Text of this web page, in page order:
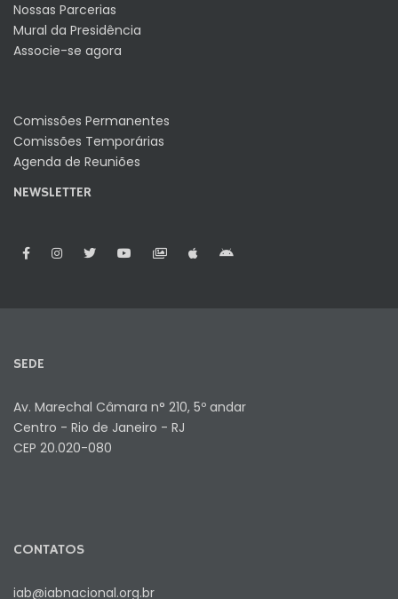
Nossas Parcerias
Mural da Presidência
Associe-se agora
Comissões Permanentes
Comissões Temporárias
Agenda de Reuniões
NEWSLETTER
SEDE
Av. Marechal Câmara n° 210, 5º andar
Centro - Rio de Janeiro - RJ
CEP 20.020-080
CONTATOS
iab@iabnacional.org.br